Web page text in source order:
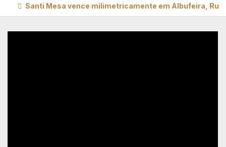
Santi Mesa vence milimetricamente em Albufeira, Rui